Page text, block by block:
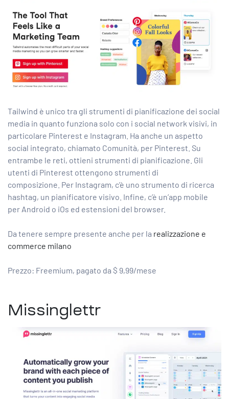
Tailwind è unico tra gli strumenti di pianificazione dei social
media in quanto funziona solo con i social network visivi, in
particolare Pinterest e Instagram. Ha anche un aspetto
social integrato, chiamato Comunità, per Pinterest. Su
entrambe le reti, ottieni strumenti di pianificazione. Gli
utenti di Pinterest ottengono strumenti di
composizione. Per Instagram, c’è uno strumento di ricerca
hashtag, un pianificatore visivo. Infine, c’è un’app mobile
per Android o iOs ed estensioni del browser.
Da tenere sempre presente anche per la realizzazione e
commerce milano
Prezzo: Freemium, pagato da $ 9,99/mese
Missinglettr